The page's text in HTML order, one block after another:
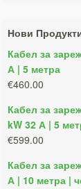
Нови
Кабел за
А | 5 метра
€460.00
Кабел за
kW 32 А | 5
€599.00
Кабел за
А | 10 метра |